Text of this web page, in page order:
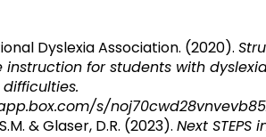
Dyslexia Association. (2020).
instruction for students with
s/
& Glaser, D.R. (2023). Next STEPS